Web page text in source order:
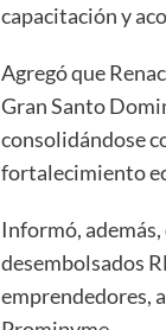
capacitación y
Agregó que
Gran Santo
consolidándose
fortalecimiento
Informó,
desembolsados
emprendedores,